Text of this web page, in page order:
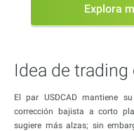
Explora
Idea de trading
El par USDCAD mantiene
corrección bajista a corto
sugiere más alzas; sin